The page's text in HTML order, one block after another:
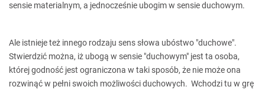
sensie materialnym, a jednocześnie ubogim w sensie duchowym.
Ale istnieje też innego rodzaju sens słowa ubóstwo "duchowe".
Stwierdzić można, iż ubogą w sensie "duchowym" jest ta osoba,
której godność jest ograniczona w taki sposób, że nie może ona
rozwinąć w pełni swoich możliwości duchowych. Wchodzi tu w grę